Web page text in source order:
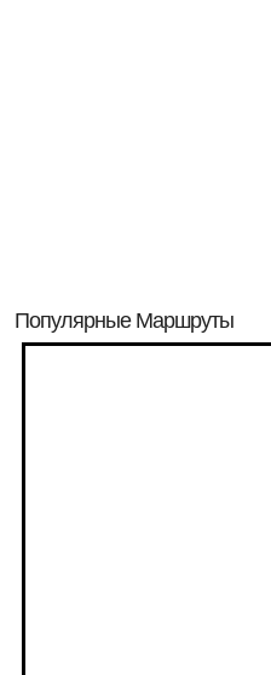
Популярные Маршруты